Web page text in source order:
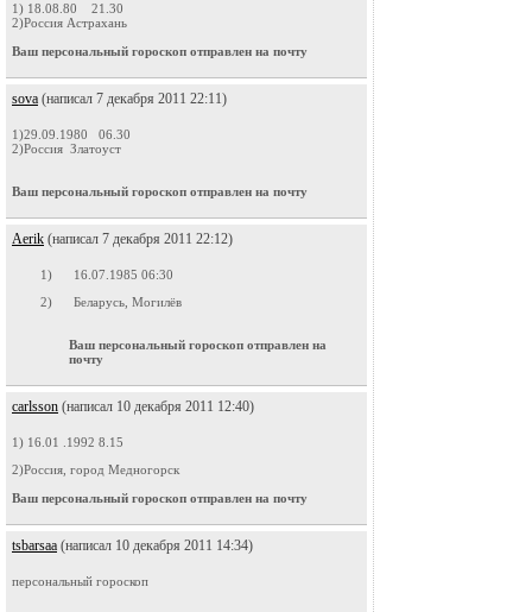
1) 18.08.80 21.30
2)Россия Астрахань
Ваш персональный гороскоп отправлен на почту
sova (написал 7 декабря 2011 22:11)
1)29.09.1980 06.30
2)Россия Златоуст
Ваш персональный гороскоп отправлен на почту
Aerik (написал 7 декабря 2011 22:12)
1)
16.07.1985 06:30
2)
Беларусь, Могилёв
Ваш персональный гороскоп отправлен на
почту
carlsson (написал 10 декабря 2011 12:40)
1) 16.01 .1992 8.15
2)Россия, город Медногорск
Ваш персональный гороскоп отправлен на почту
tsbarsaa (написал 10 декабря 2011 14:34)
персональный гороскоп